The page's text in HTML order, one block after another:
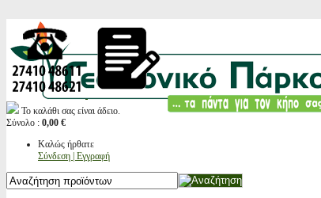
Το καλάθι σας είναι άδειο.
Σύνολο : 0,00 €
Καλώς ήρθατε
Σύνδεση | Εγγραφή